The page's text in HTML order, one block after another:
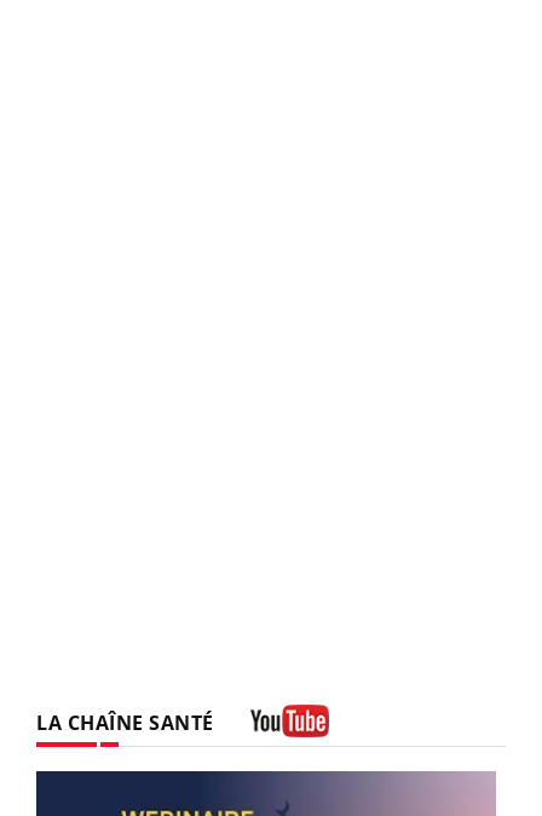
LA CHAÎNE SANTÉ